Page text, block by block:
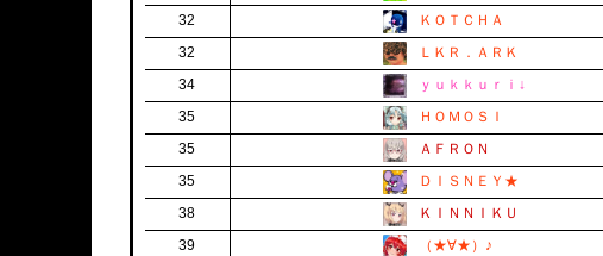
32
ＫＯＴＣＨＡ
32
ＬＫＲ．ＡＲＫ
34
ｙｕｋｋｕｒｉ↓
35
ＨＯＭＯＳＩ
35
ＡＦＲＯＮ
35
ＤＩＳＮＥＹ★
38
ＫＩＮＮＩＫＵ
39
（★∀★）♪